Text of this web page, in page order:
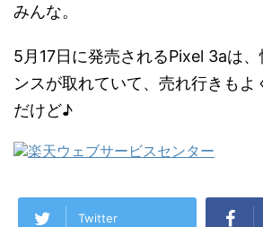
みんな。
5月17日に発売されるPixel 3aは
ンスが取れていて、売れ行きもよ
だけど♪
Twitter